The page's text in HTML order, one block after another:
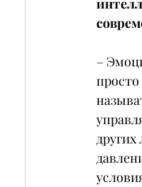
–
просто
других